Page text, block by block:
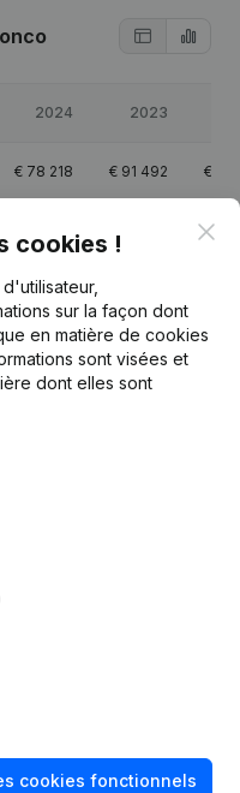
2024 2023
€ 78 218 € 91 492 €
€536
€145 444
Forme Juridique -
(Nouvelle
etc...)
cookies !
sur la façon dont
en matière de cookies
sont visées et
dont elles sont
cookies fonctionnels